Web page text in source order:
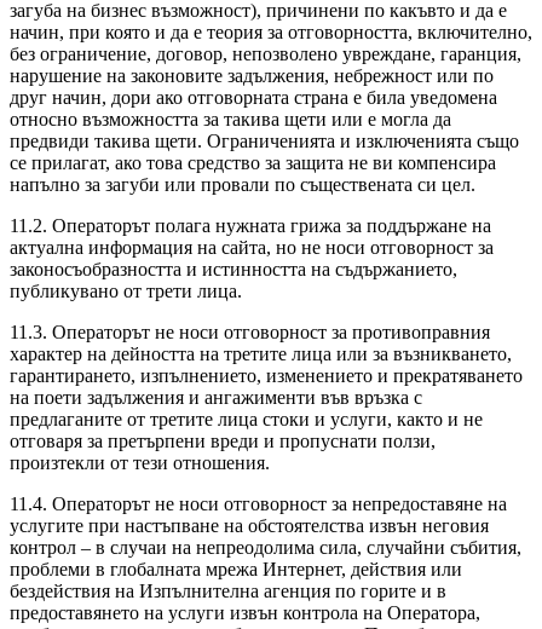
загуба на бизнес възможност), причинени по какъвто и да е
начин, при която и да е теория за отговорността, включително,
без ограничение, договор, непозволено увреждане, гаранция,
нарушение на законовите задължения, небрежност или по
друг начин, дори ако отговорната страна е била уведомена
относно възможността за такива щети или е могла да
предвиди такива щети. Ограниченията и изключенията също
се прилагат, ако това средство за защита не ви компенсира
напълно за загуби или провали по съществената си цел.
11.2. Операторът полага нужната грижа за поддържане на
актуална информация на сайта, но не носи отговорност за
законосъобразността и истинността на съдържанието,
публикувано от трети лица.
11.3. Операторът не носи отговорност за противоправния
характер на дейността на третите лица или за възникването,
гарантирането, изпълнението, изменението и прекратяването
на поети задължения и ангажименти във връзка с
предлаганите от третите лица стоки и услуги, както и не
отговаря за претърпени вреди и пропуснати ползи,
произтекли от тези отношения.
11.4. Операторът не носи отговорност за непредоставяне на
услугите при настъпване на обстоятелства извън неговия
контрол – в случаи на непреодолима сила, случайни събития,
проблеми в глобалната мрежа Интернет, действия или
бездействия на Изпълнителна агенция по горите и в
предоставянето на услуги извън контрола на Оператора,